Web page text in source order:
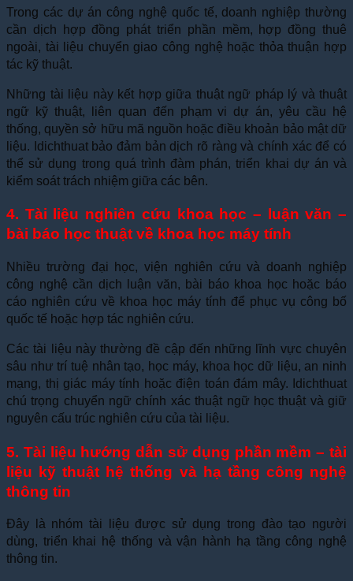
Trong các dự án công nghệ quốc tế, doanh nghiệp thường
cần dịch hợp đồng phát triển phần mềm, hợp đồng thuê
ngoài, tài liệu chuyển giao công nghệ hoặc thỏa thuận hợp
tác kỹ thuật.
Những tài liệu này kết hợp giữa thuật ngữ pháp lý và thuật
ngữ kỹ thuật, liên quan đến phạm vi dự án, yêu cầu hệ
thống, quyền sở hữu mã nguồn hoặc điều khoản bảo mật dữ
liệu. Idichthuat bảo đảm bản dịch rõ ràng và chính xác để có
thể sử dụng trong quá trình đàm phán, triển khai dự án và
kiểm soát trách nhiệm giữa các bên.
4. Tài liệu nghiên cứu khoa học – luận văn –
bài báo học thuật về khoa học máy tính
Nhiều trường đại học, viện nghiên cứu và doanh nghiệp
công nghệ cần dịch luận văn, bài báo khoa học hoặc báo
cáo nghiên cứu về khoa học máy tính để phục vụ công bố
quốc tế hoặc hợp tác nghiên cứu.
Các tài liệu này thường đề cập đến những lĩnh vực chuyên
sâu như trí tuệ nhân tạo, học máy, khoa học dữ liệu, an ninh
mạng, thị giác máy tính hoặc điện toán đám mây. Idichthuat
chú trọng chuyển ngữ chính xác thuật ngữ học thuật và giữ
nguyên cấu trúc nghiên cứu của tài liệu.
5. Tài liệu hướng dẫn sử dụng phần mềm – tài
liệu kỹ thuật hệ thống và hạ tầng công nghệ
thông tin
Đây là nhóm tài liệu được sử dụng trong đào tạo người
dùng, triển khai hệ thống và vận hành hạ tầng công nghệ
thông tin.